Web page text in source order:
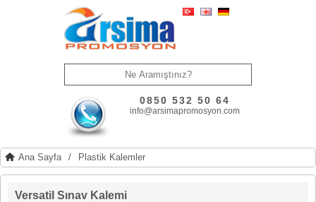
0850 532 50 64
info@arsimapromosyon.com
Ana Sayfa / Plastik Kalemler
Versatil Sınav Kalemi